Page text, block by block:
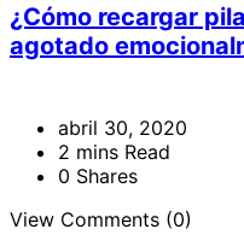
¿Cómo recargar
agotado
abril 30, 2020
2 mins Read
0 Shares
View Comments (0)